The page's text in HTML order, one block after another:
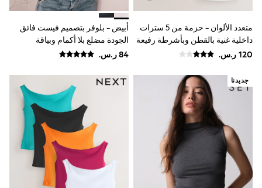
Tops & T-Shirts
Trousers & Chinos
Jeans
Sandals
Swimwear
Hats & Caps
Vests
Sunglasses
Beach Towels
Bags
Travel Bags
Luggage
Angel & Rocket
B by Ted Baker
متعدد الألوان - حزمة من 5 سترات
داخلية غنية بالقطن وبأشرطة رفيعة
أبيض - بلوفر بتصميم فيست فائق
الجودة مضلع بلا أكمام وبياقة
مفتوحة
جديدنا